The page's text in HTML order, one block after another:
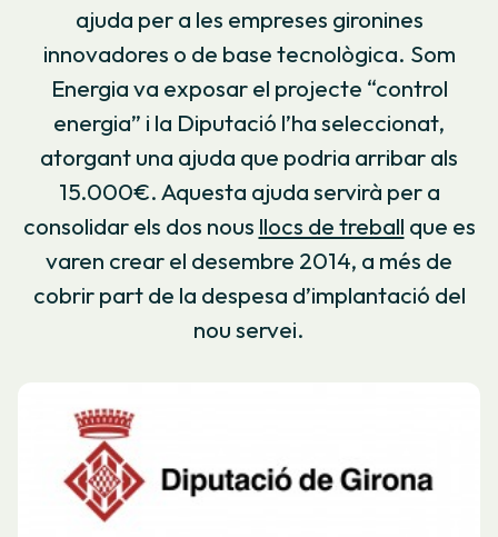
ajuda per a les empreses gironines
innovadores o de base tecnològica. Som
Energia va exposar el projecte “control
energia” i la Diputació l’ha seleccionat,
atorgant una ajuda que podria arribar als
15.000€. Aquesta ajuda servirà per a
consolidar els dos nous llocs de treball que es
varen crear el desembre 2014, a més de
cobrir part de la despesa d’implantació del
nou servei.